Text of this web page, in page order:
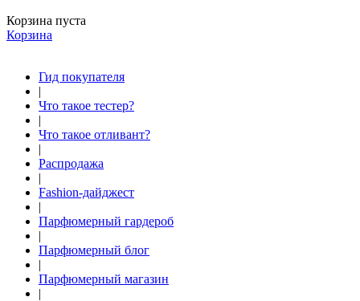
Корзина пуста
Корзина
Гид покупателя
|
Что такое тестер?
|
Что такое отливант?
|
Распродажа
|
Fashion-дайджест
|
Парфюмерный гардероб
|
Парфюмерный блог
|
Парфюмерный магазин
|